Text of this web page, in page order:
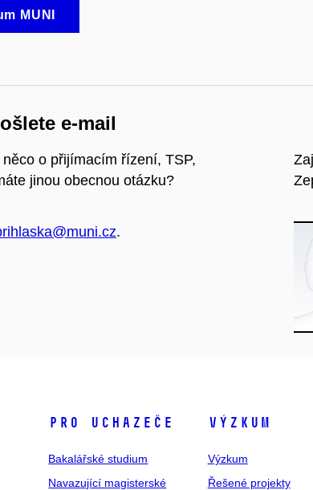
MUNI
e-mail
o přijímacím řízení, TSP,
jinou obecnou otázku?
.
Pro uchazeče
Bakalářské studium
Navazující magisterské
Výzkum
Výzkum
Řešené projekty